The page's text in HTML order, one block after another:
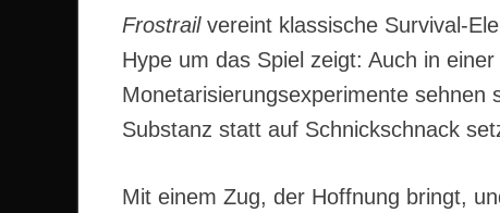
Frostrailvereint klassische Survival-
Hype um das Spiel zeigt: Auch in
Monetarisierungsexperimente sehnen
Substanz statt auf Schnickschnack
Mit einem Zug, der Hoffnung bringt,